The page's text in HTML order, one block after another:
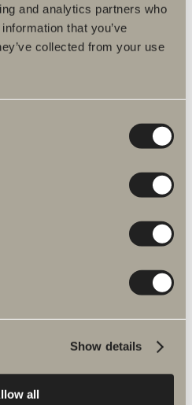
and analytics partners who
that you’ve
collected from your use
Show details
all
LÄGG I KUNDVAGNEN